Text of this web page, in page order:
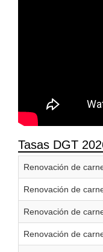
Tasas DGT
Renovación de
Renovación de
Renovación de
Renovación de